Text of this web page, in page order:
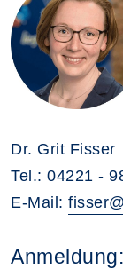
Dr. Grit Fisser
Tel.: 04221 -
E-Mail:
Anmeldung: